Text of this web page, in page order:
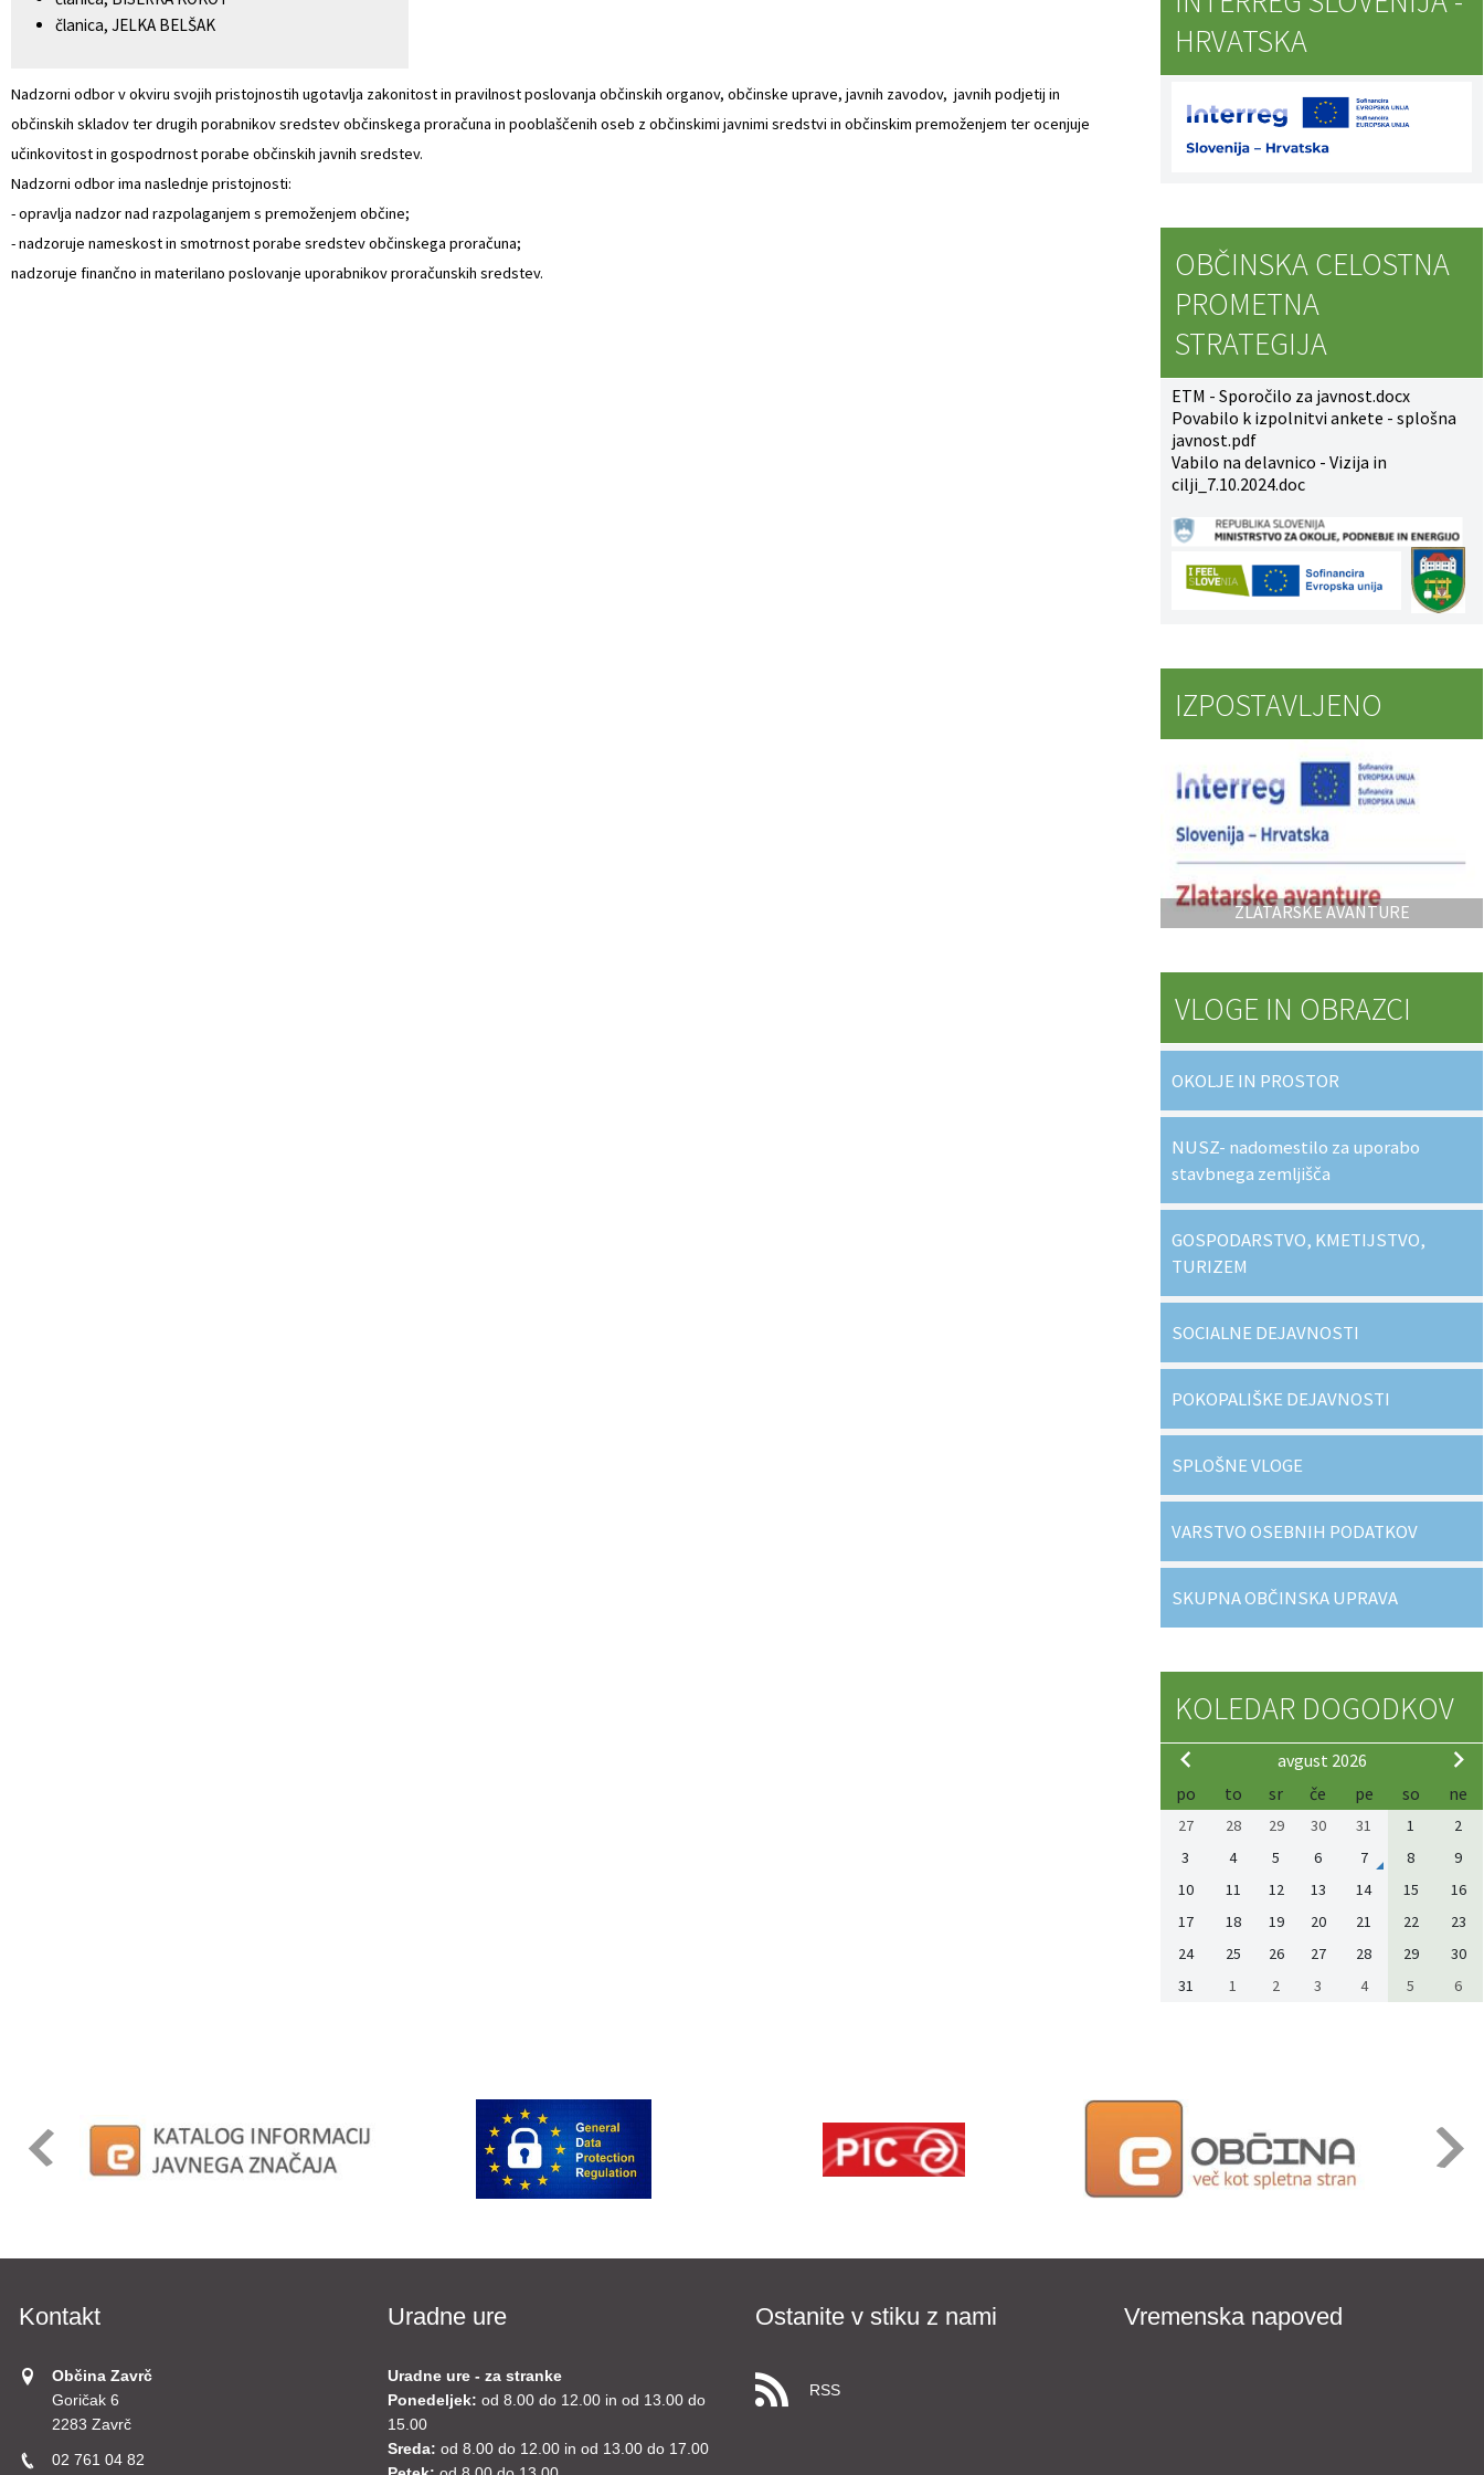
članica, JELKA BELŠAK
Nadzorni odbor v okviru svojih pristojnostih ugotavlja zakonitost in pravilnost poslovanja občinskih organov, občinske uprave, javnih zavodov, javnih podjetij in
občinskih skladov ter drugih porabnikov sredstev občinskega proračuna in pooblaščenih oseb z občinskimi javnimi sredstvi in občinskim premoženjem ter ocenjuje
učinkovitost in gospodrnost porabe občinskih javnih sredstev.
Nadzorni odbor ima naslednje pristojnosti:
- opravlja nadzor nad razpolaganjem s premoženjem občine;
- nadzoruje nameskost in smotrnost porabe sredstev občinskega proračuna;
nadzoruje finančno in materilano poslovanje uporabnikov proračunskih sredstev.
HRVATSKA
OBČINSKA CELOSTNA
PROMETNA
STRATEGIJA
ETM - Sporočilo za javnost.docx
Povabilo k izpolnitvi ankete - splošna
javnost.pdf
Vabilo na delavnico - Vizija in
cilji_7.10.2024.doc
IZPOSTAVLJENO
ZLATARSKE AVANTURE
VLOGE IN OBRAZCI
OKOLJE IN PROSTOR
NUSZ- nadomestilo za uporabo
stavbnega zemljišča
GOSPODARSTVO, KMETIJSTVO,
TURIZEM
SOCIALNE DEJAVNOSTI
POKOPALIŠKE DEJAVNOSTI
SPLOŠNE VLOGE
VARSTVO OSEBNIH PODATKOV
SKUPNA OBČINSKA UPRAVA
KOLEDAR DOGODKOV
avgust 2026
po
to sr če pe so ne
27 28 29 30 31 1
2
3
4 5 6 7 8
9
10
11 12 13 14 15
16
17
18 19 20 21 22
23
24
25 26 27 28 29
30
31
1 2 3 4 5 6
Kontakt
Občina Zavrč
Goričak 6
2283 Zavrč
02 761 04 82
Uradne ure
Uradne ure - za stranke
Ponedeljek: od 8.00 do 12.00 in od 13.00 do
15.00
Sreda: od 8.00 do 12.00 in od 13.00 do 17.00
Ostanite v stiku z nami
RSS
Vremenska napoved
Naselja v občini
Organigram
Katalog informacij javnega značaja
Prostorski akti občine
Predpisi in odloki
Lokalne volitve